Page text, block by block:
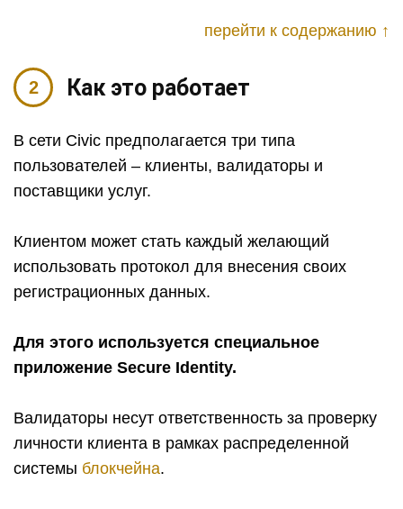
перейти к содержанию ↑
Как это работает
В сети Civic предполагается три типа
пользователей – клиенты, валидаторы и
поставщики услуг.
Клиентом может стать каждый желающий
использовать протокол для внесения своих
регистрационных данных.
Для этого используется специальное
приложение Secure Identity.
Валидаторы несут ответственность за проверку
личности клиента в рамках распределенной
системы блокчейна.